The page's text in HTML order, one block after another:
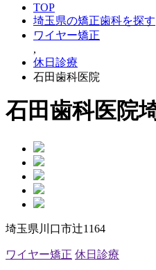
TOP
埼玉県の矯正歯科を探す
ワイヤー矯正
,
休日診療
石田歯科医院
石田歯科医院
埼玉県川口市辻1164
ワイヤー矯正 休日診療